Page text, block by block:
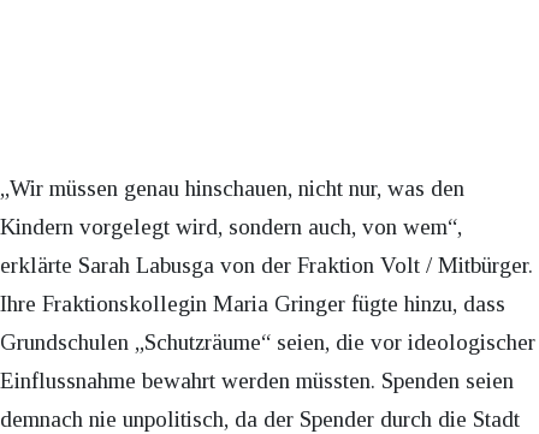
„Wir müssen genau hinschauen, nicht nur, was den
Kindern vorgelegt wird, sondern auch, von wem“,
erklärte Sarah Labusga von der Fraktion Volt / Mitbürger.
Ihre Fraktionskollegin Maria Gringer fügte hinzu, dass
Grundschulen „Schutzräume“ seien, die vor ideologischer
Einflussnahme bewahrt werden müssten. Spenden seien
demnach nie unpolitisch, da der Spender durch die Stadt